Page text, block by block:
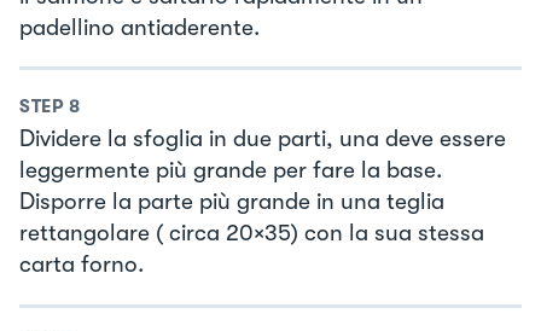
padellino antiaderente.
STEP 8
Dividere la sfoglia in due parti, una deve essere
leggermente più grande per fare la base.
Disporre la parte più grande in una teglia
rettangolare ( circa 20×35) con la sua stessa
carta forno.